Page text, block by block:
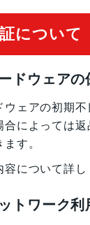
について
ドウェアの
ウェアの初期
合によっては
す。
容について詳し
トワーク利